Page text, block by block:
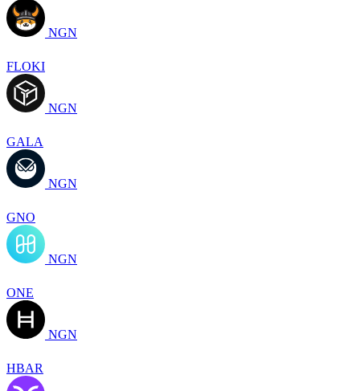
NGN
FLOKI
NGN
GALA
NGN
GNO
NGN
ONE
NGN
HBAR